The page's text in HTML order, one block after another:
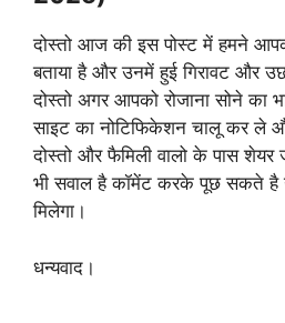
दोस्तो आज की इस पोस्ट में हमने
बताया है और उनमें हुई गिरावट और
दोस्तो अगर आपको रोजाना सोने का
साइट का नोटिफिकेशन चालू कर ले
दोस्तो और फैमिली वालो के पास
भी सवाल है कॉमेंट करके पूछ सकते है
मिलेगा।
धन्यवाद।